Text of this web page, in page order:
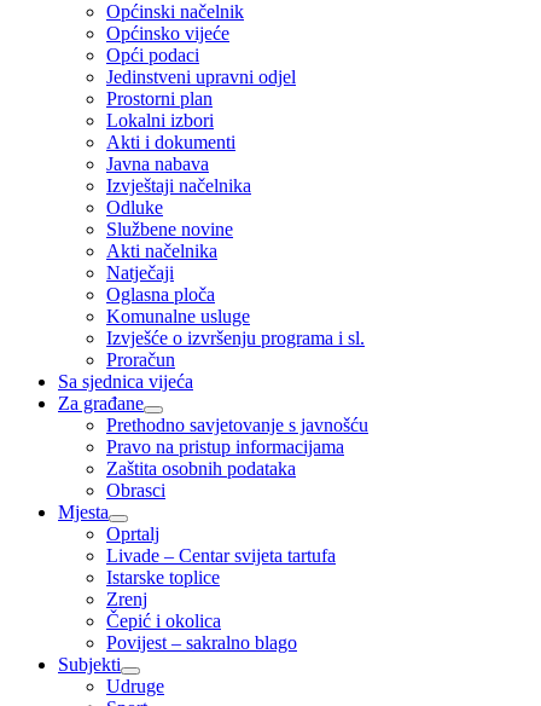
Općinski načelnik
Općinsko vijeće
Opći podaci
Jedinstveni upravni odjel
Prostorni plan
Lokalni izbori
Akti i dokumenti
Javna nabava
Izvještaji načelnika
Odluke
Službene novine
Akti načelnika
Natječaji
Oglasna ploča
Komunalne usluge
Izvješće o izvršenju programa i sl.
Proračun
Sa sjednica vijeća
Za građane
Prethodno savjetovanje s javnošću
Pravo na pristup informacijama
Zaštita osobnih podataka
Obrasci
Mjesta
Oprtalj
Livade – Centar svijeta tartufa
Istarske toplice
Zrenj
Čepić i okolica
Povijest – sakralno blago
Subjekti
Udruge